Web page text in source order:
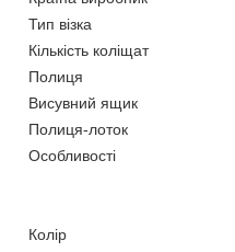
Тип візка
Кількість коліщат
Полиця
Висувний ящик
Полиця-лоток
Особливості
Колір